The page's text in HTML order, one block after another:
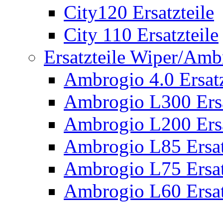
City120 Ersatzteile
City 110 Ersatzteile
Ersatzteile Wiper/
Ambrogio 4.0
Ambrogio L300
Ambrogio L200
Ambrogio L85
Ambrogio L75
Ambrogio L60